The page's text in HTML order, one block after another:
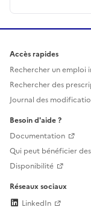
Accès rapides
Rechercher un emploi
Rechercher des
Journal des
Besoin d'aide ?
Documentation
Qui peut bénéficier
Disponibilité
Réseaux sociaux
LinkedIn